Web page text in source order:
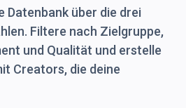
Datenbank über die drei
Filtere nach Zielgruppe,
und Qualität und erstelle
Creators, die deine